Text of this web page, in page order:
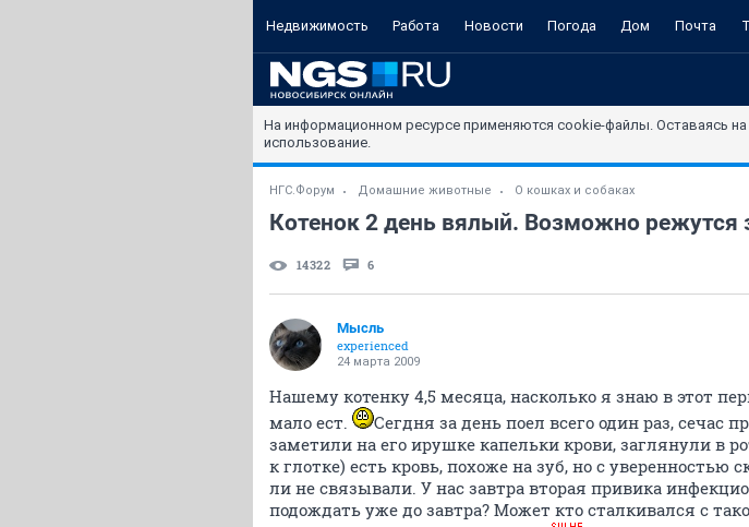
Недвижимость Работа Новости Погода Дом Почта
На информационном ресурсе применяются cookie-файлы. Оставаясь
использование.
НГС.Форум Домашние животные О кошках и собаках
Котенок 2 день вялый. Возможно режутся
14322 6
Мысль
experienced
24 марта 2009
Нашему котенку 4,5 месяца, насколько я знаю в этот
мало ест.
Сегдня за день поел всего один раз, сечас
заметили на его ирушке капельки крови, заглянули в
к глотке) есть кровь, похоже на зуб, но с уверенностью
ли не связывали. У нас завтра вторая привика
подождать уже до завтра? Может кто сталкивался с